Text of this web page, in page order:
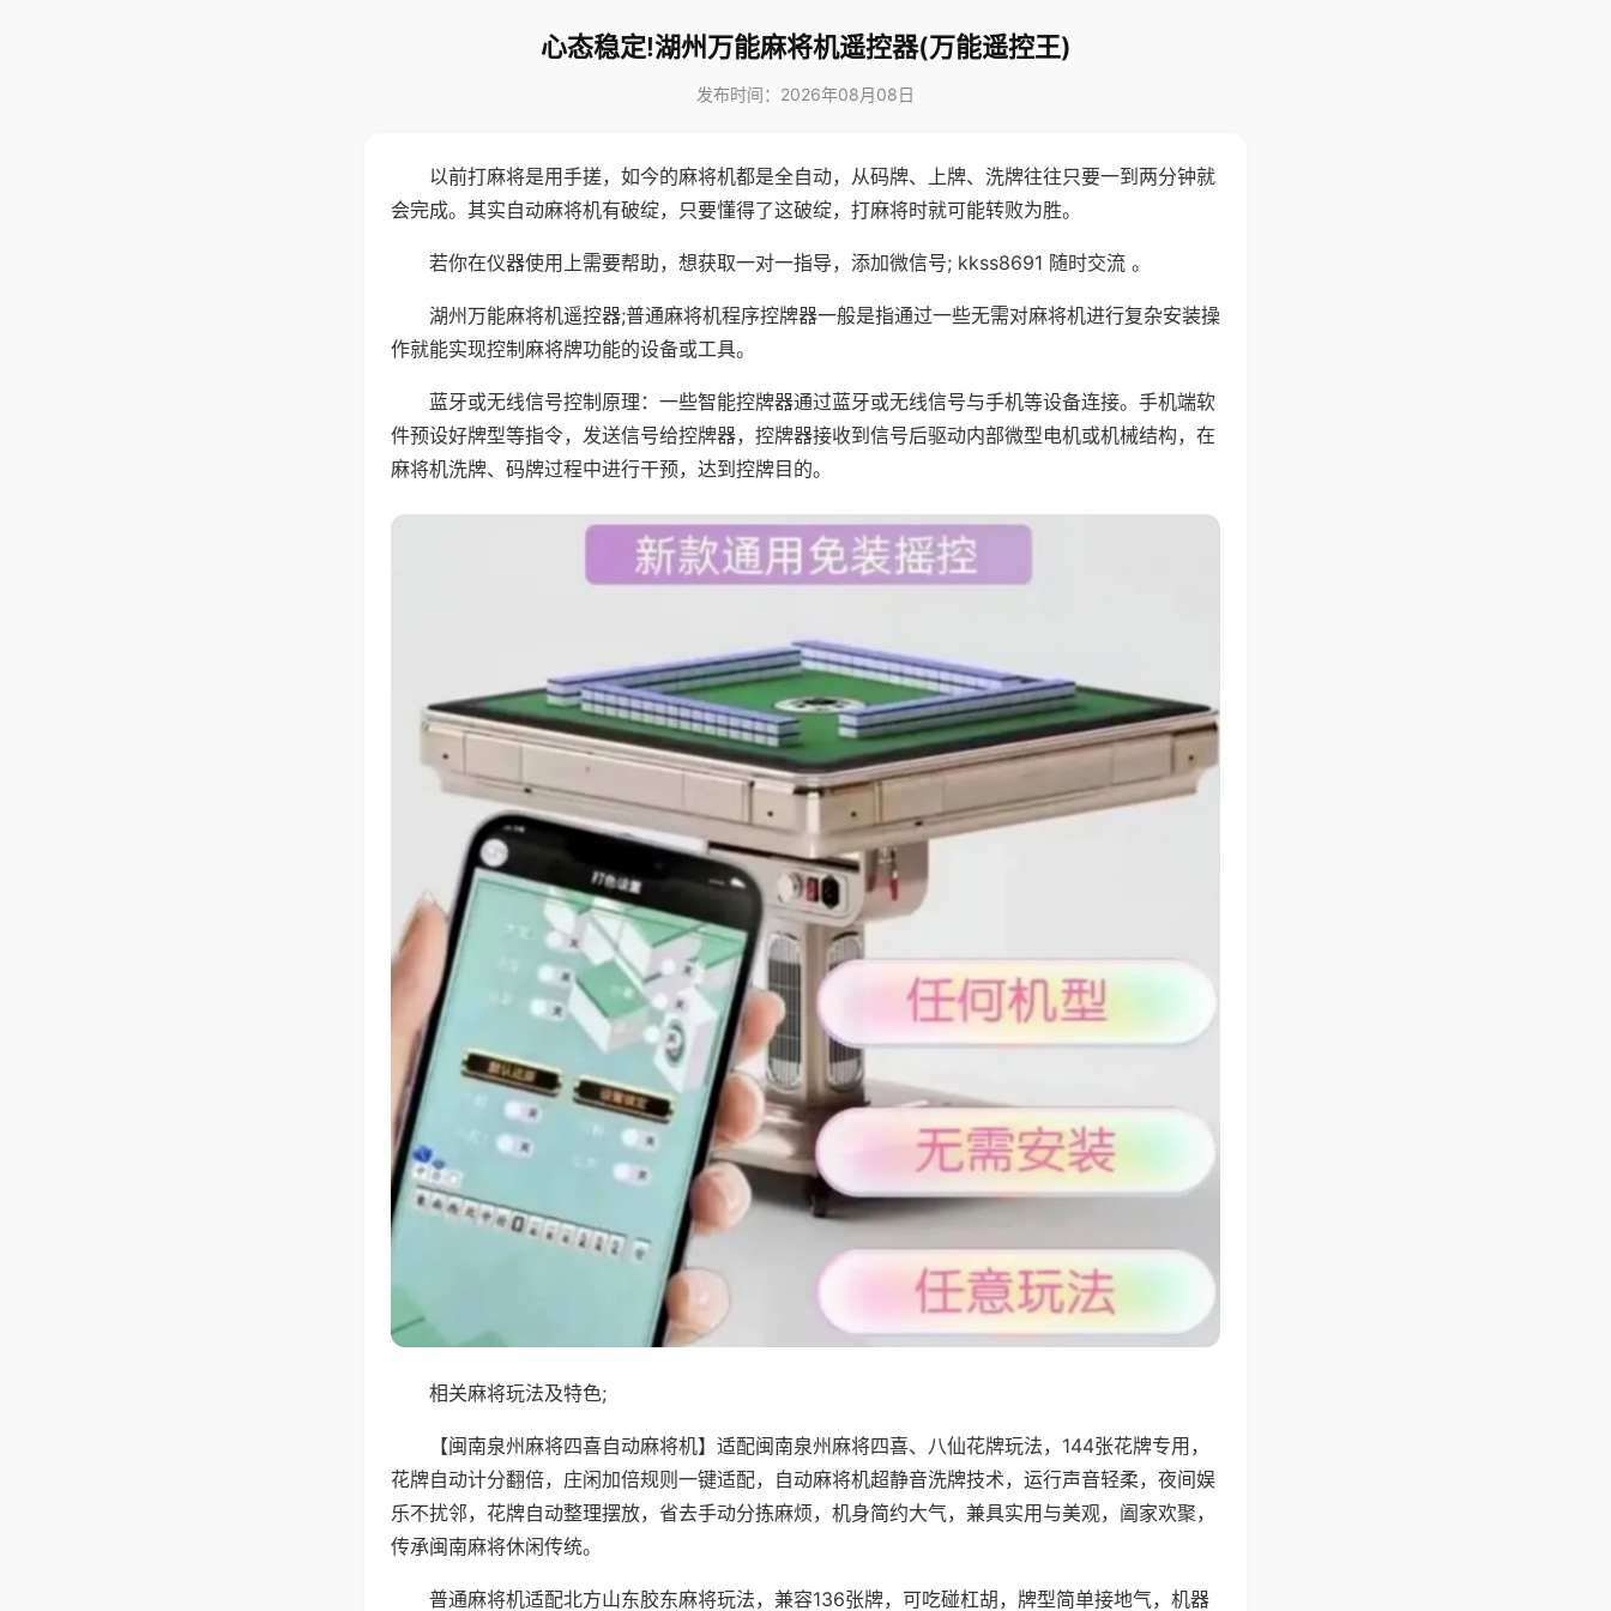
心态稳定!湖州万能麻将机遥控器(万能遥控王)
发布时间：2026年08月08日
以前打麻将是用手搓，如今的麻将机都是全自动，从码牌、上牌、洗牌往往只要一到两分钟就
会完成。其实自动麻将机有破绽，只要懂得了这破绽，打麻将时就可能转败为胜。
若你在仪器使用上需要帮助，想获取一对一指导，添加微信号; kkss8691 随时交流 。
湖州万能麻将机遥控器;普通麻将机程序控牌器一般是指通过一些无需对麻将机进行复杂安装操
作就能实现控制麻将牌功能的设备或工具。
蓝牙或无线信号控制原理：一些智能控牌器通过蓝牙或无线信号与手机等设备连接。手机端软
件预设好牌型等指令，发送信号给控牌器，控牌器接收到信号后驱动内部微型电机或机械结构，在
麻将机洗牌、码牌过程中进行干预，达到控牌目的。
相关麻将玩法及特色;
【闽南泉州麻将四喜自动麻将机】适配闽南泉州麻将四喜、八仙花牌玩法，144张花牌专用，
花牌自动计分翻倍，庄闲加倍规则一键适配，自动麻将机超静音洗牌技术，运行声音轻柔，夜间娱
乐不扰邻，花牌自动整理摆放，省去手动分拣麻烦，机身简约大气，兼具实用与美观，阖家欢聚，
传承闽南麻将休闲传统。
普通麻将机适配北方山东胶东麻将玩法，兼容136张牌，可吃碰杠胡，牌型简单接地气，机器